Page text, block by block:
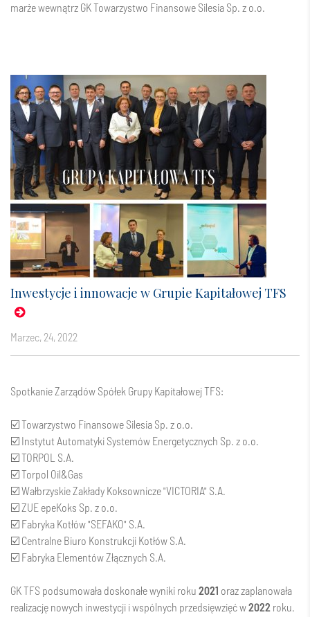
marże wewnątrz GKTowarzystwo Finansowe Silesia Sp. z o.o.
Inwestycje i innowacje w Grupie Kapitałowej TFS
marzec, 24, 2022
Spotkanie Zarządów Spółek Grupy Kapitałowej TFS:
☑️Towarzystwo Finansowe Silesia Sp. z o.o.
☑️ Instytut Automatyki Systemów Energetycznych Sp. z o.o.
️☑️TORPOL S.A.
️☑️ Torpol Oil&Gas
️☑️Wałbrzyskie Zakłady Koksownicze "VICTORIA"​ S.A.
️☑️ZUE epeKoks Sp. z o.o.
️☑️ Fabryka Kotłów "SEFAKO" S.A.
️☑️ Centralne Biuro Konstrukcji Kotłów S.A.
️☑️ Fabryka Elementów Złącznych S.A.
GK TFS podsumowała doskonałe wyniki roku 2021 oraz zaplanowała
realizację nowych inwestycji i wspólnych przedsięwzięć w2022 roku.